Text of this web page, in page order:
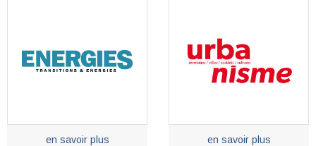
en savoir plus en savoir plus